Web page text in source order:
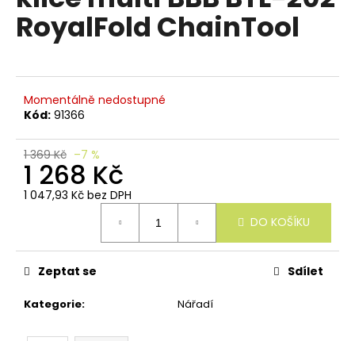
0,0
RoyalFold ChainTool
Momentálně nedostupné
Kód: 91366
1 369 Kč –7 %
1 268 Kč
1 047,93 Kč bez DPH
DO KOŠÍKU
Kategorie: Nářadí
Zeptat se Sdílet
n
a
t
?
HLEDAT
o
p